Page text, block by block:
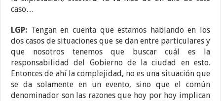
caso…
LGP: Tengan en cuenta que estamos hablando en los
dos casos de situaciones que se dan entre particulares y
que nosotros tenemos que buscar cuál es la
responsabilidad del Gobierno de la ciudad en esto.
Entonces de ahí la complejidad, no es una situación que
se da solamente en un evento, sino que el común
denominador son las razones que hoy por hoy implican